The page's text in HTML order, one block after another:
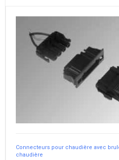
Connecteurs pour chaudière avec
chaudière